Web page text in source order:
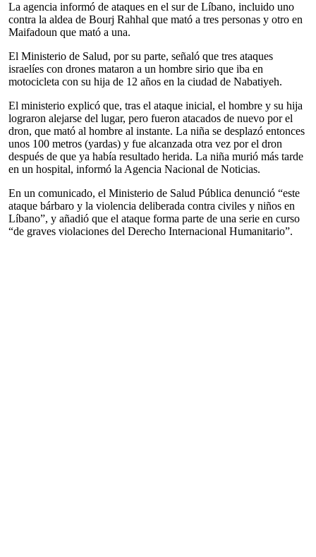
La agencia informó de ataques en el sur de Líbano, incluido uno
contra la aldea de Bourj Rahhal que mató a tres personas y otro en
Maifadoun que mató a una.
El Ministerio de Salud, por su parte, señaló que tres ataques
israelíes con drones mataron a un hombre sirio que iba en
motocicleta con su hija de 12 años en la ciudad de Nabatiyeh.
El ministerio explicó que, tras el ataque inicial, el hombre y su hija
lograron alejarse del lugar, pero fueron atacados de nuevo por el
dron, que mató al hombre al instante. La niña se desplazó entonces
unos 100 metros (yardas) y fue alcanzada otra vez por el dron
después de que ya había resultado herida. La niña murió más tarde
en un hospital, informó la Agencia Nacional de Noticias.
En un comunicado, el Ministerio de Salud Pública denunció “este
ataque bárbaro y la violencia deliberada contra civiles y niños en
Líbano”, y añadió que el ataque forma parte de una serie en curso
“de graves violaciones del Derecho Internacional Humanitario”.